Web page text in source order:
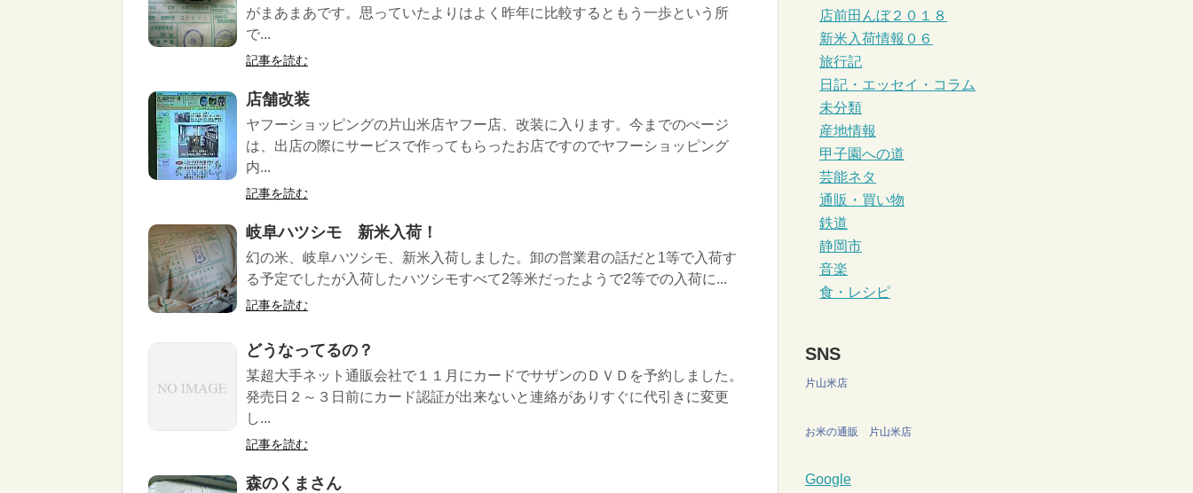
がまあまあです。思っていたよりはよく昨年に比較するともう一歩という所
で...
記事を読む
店舗改装
ヤフーショッピングの片山米店ヤフー店、改装に入ります。今までのぺージ
は、出店の際にサービスで作ってもらったお店ですのでヤフーショッピング
内...
記事を読む
岐阜ハツシモ 新米入荷！
幻の米、岐阜ハツシモ、新米入荷しました。卸の営業君の話だと1等で入荷す
る予定でしたが入荷したハツシモすべて2等米だったようで2等での入荷に...
記事を読む
どうなってるの？
某超大手ネット通販会社で１１月にカードでサザンのＤＶＤを予約しました。
発売日２～３日前にカード認証が出来ないと連絡がありすぐに代引きに変更
し...
記事を読む
森のくまさん
店前田んぼ２０１８
新米入荷情報０６
旅行記
日記・エッセイ・コラム
未分類
産地情報
甲子園への道
芸能ネタ
通販・買い物
鉄道
静岡市
音楽
食・レシピ
SNS
片山米店
お米の通販 片山米店
Google